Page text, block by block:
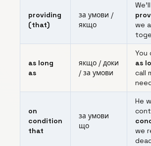
providing
(that)
за умови /
якщо
we
as long
as
якщо / доки
/ за умови
You
as
call
on
condition
that
за умови
що
He
we